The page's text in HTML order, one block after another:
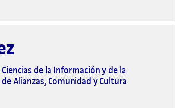
de la Información y de la
Alianzas, Comunidad y Cultura